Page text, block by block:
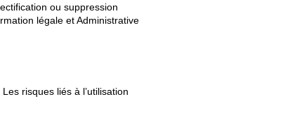
ou suppression
légale et Administrative
risques liés à l’utilisation